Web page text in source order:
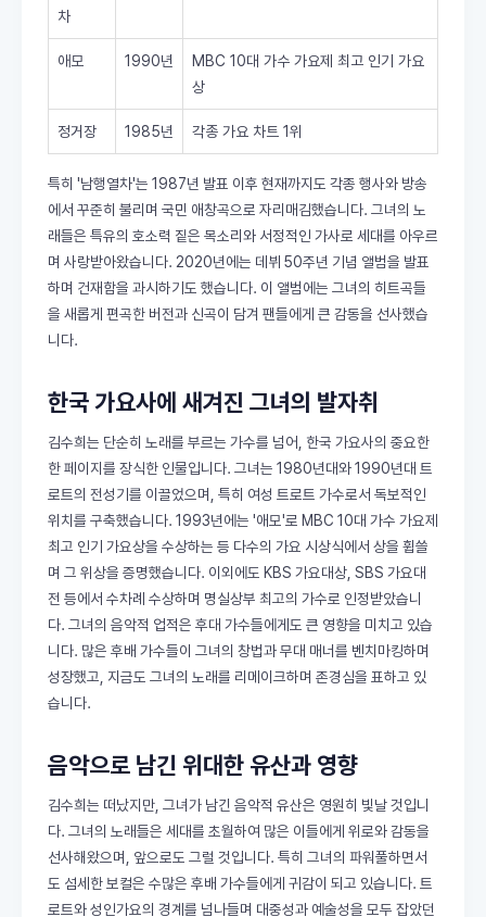
차
애모 1990년
MBC 10대 가수 가요제 최고 인기 가요
상
정거장 1985년 각종 가요 차트 1위
특히 '남행열차'는 1987년 발표 이후 현재까지도 각종 행사와 방송
에서 꾸준히 불리며 국민 애창곡으로 자리매김했습니다. 그녀의 노
래들은 특유의 호소력 짙은 목소리와 서정적인 가사로 세대를 아우르
며 사랑받아왔습니다. 2020년에는 데뷔 50주년 기념 앨범을 발표
하며 건재함을 과시하기도 했습니다. 이 앨범에는 그녀의 히트곡들
을 새롭게 편곡한 버전과 신곡이 담겨 팬들에게 큰 감동을 선사했습
니다.
한국 가요사에 새겨진 그녀의 발자취
김수희는 단순히 노래를 부르는 가수를 넘어, 한국 가요사의 중요한
한 페이지를 장식한 인물입니다. 그녀는 1980년대와 1990년대 트
로트의 전성기를 이끌었으며, 특히 여성 트로트 가수로서 독보적인
위치를 구축했습니다. 1993년에는 '애모'로 MBC 10대 가수 가요제
최고 인기 가요상을 수상하는 등 다수의 가요 시상식에서 상을 휩쓸
며 그 위상을 증명했습니다. 이외에도 KBS 가요대상, SBS 가요대
전 등에서 수차례 수상하며 명실상부 최고의 가수로 인정받았습니
다. 그녀의 음악적 업적은 후대 가수들에게도 큰 영향을 미치고 있습
니다. 많은 후배 가수들이 그녀의 창법과 무대 매너를 벤치마킹하며
성장했고, 지금도 그녀의 노래를 리메이크하며 존경심을 표하고 있
습니다.
음악으로 남긴 위대한 유산과 영향
김수희는 떠났지만, 그녀가 남긴 음악적 유산은 영원히 빛날 것입니
다. 그녀의 노래들은 세대를 초월하여 많은 이들에게 위로와 감동을
선사해왔으며, 앞으로도 그럴 것입니다. 특히 그녀의 파워풀하면서
도 섬세한 보컬은 수많은 후배 가수들에게 귀감이 되고 있습니다. 트
로트와 성인가요의 경계를 넘나들며 대중성과 예술성을 모두 잡았던